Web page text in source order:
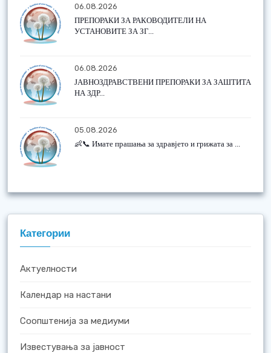
06.08.2026
ПРЕПОРАКИ ЗА РАКОВОДИТЕЛИ НА
УСТАНОВИТЕ ЗА ЗГ...
06.08.2026
ЈАВНОЗДРАВСТВЕНИ ПРЕПОРАКИ ЗА ЗАШТИТА
НА ЗДР...
05.08.2026
👶📞 Имате прашања за здравјето и грижата за ...
Категории
Актуелности
Календар на настани
Соопштенија за медиуми
Известувања за јавност